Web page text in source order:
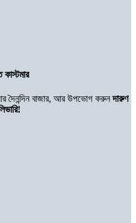
বাজার, আর উপভোগ করুনদারুণ